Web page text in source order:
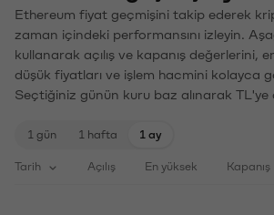
Ethereum fiyat geçmişini takip ederek
zaman içindeki performansını izleyin.
kullanarak açılış ve kapanış değerlerini,
düşük fiyatları ve işlem hacmini kolayca
Seçtiğiniz günün kuru baz alınarak TL'ye
1 gün 1 hafta 1 ay
Tarih Açılış En yüksek Kapanış